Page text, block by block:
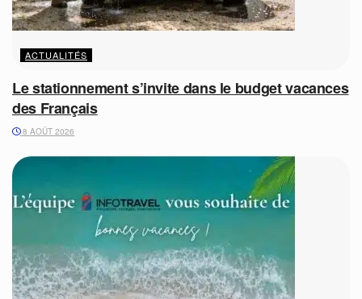
ACTUALITÉS
Le stationnement s’invite dans le budget vacances
des Français
8 AOÛT 2026